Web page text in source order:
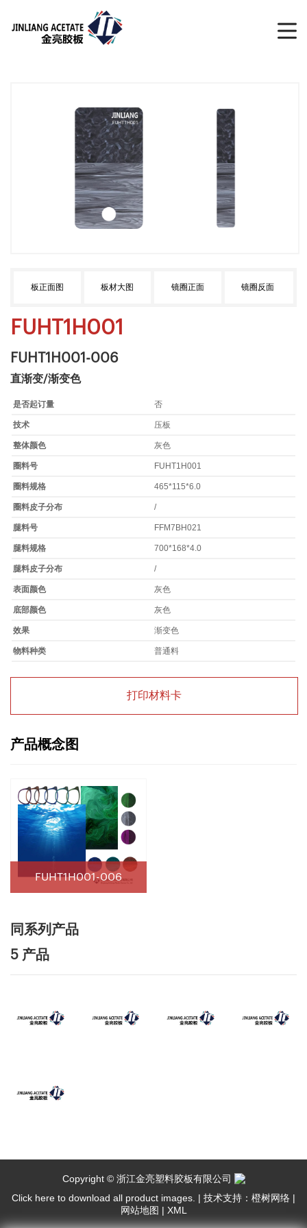
板正面图 板材大图 镜圈正面 镜圈反面
FUHT1H001
FUHT1H001-006
直渐变/渐变色
是否起订量 否
技术 压板
整体颜色 灰色
圈料号 FUHT1H001
圈料规格 465*115*6.0
圈料皮子分布 /
腿料号 FFM7BH021
腿料规格 700*168*4.0
腿料皮子分布 /
表面颜色 灰色
底部颜色 灰色
效果 渐变色
物料种类 普通料
打印材料卡
产品概念图
FUHT1H001-006
同系列产品
5 产品
Copyright © 浙江金亮塑料胶板有限公司
Click here to download all product images. | 技术支持：橙树网络 |
网站地图 | XML